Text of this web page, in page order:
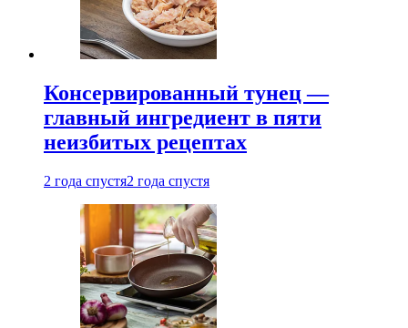
Консервированный тунец —
главный ингредиент в пяти
неизбитых рецептах
2 года спустя2 года спустя